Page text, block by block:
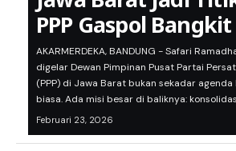
PPP Gaspol Bangkit
AKARMERDEKA, BANDUNG - Safari
digelar Dewan Pimpinan Pusat Partai
(PPP) di Jawa Barat bukan sekadar
biasa. Ada misi besar di baliknya:
Februari 23, 2026